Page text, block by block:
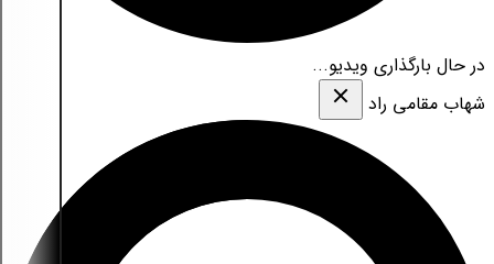
در حال بارگذاری ویدیو...
شهاب مقامی‌ راد